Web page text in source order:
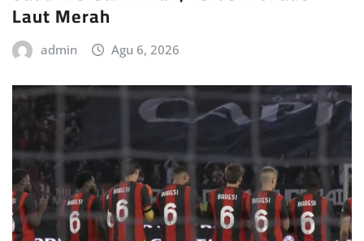
Laut Merah
admin Agu 6, 2026